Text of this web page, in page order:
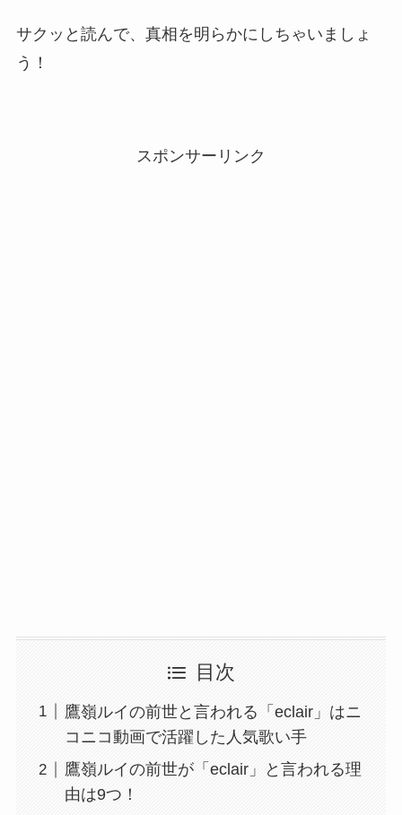
サクッと読んで、真相を明らかにしちゃいましょ
う！
スポンサーリンク
目次
鷹嶺ルイの前世と言われる「eclair」はニ
コニコ動画で活躍した人気歌い手
鷹嶺ルイの前世が「eclair」と言われる理
由は9つ！